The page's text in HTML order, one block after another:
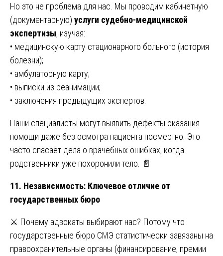
Но это не проблема для нас. Мы проводим кабинетную
(документарную) услуги судебно-медицинской
экспертизы, изучая:
• медицинскую карту стационарного больного (история
болезни);
• амбулаторную карту;
• выписки из реанимации;
• заключения предыдущих экспертов.
Наши специалисты могут выявить дефекты оказания
помощи даже без осмотра пациента посмертно. Это
часто спасает дела о врачебных ошибках, когда
родственники уже похоронили тело. 📄
11. Независимость: Ключевое отличие от
государственных бюро
⚔️ Почему адвокаты выбирают нас? Потому что
государственные бюро СМЭ статистически завязаны на
правоохранительные органы (финансирование, премии